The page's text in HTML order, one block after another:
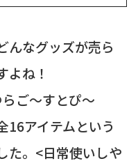
てい...
んなグッズが売ら
よね！
ご〜すとぴ〜
16アイテムという
た。<日常使いしや